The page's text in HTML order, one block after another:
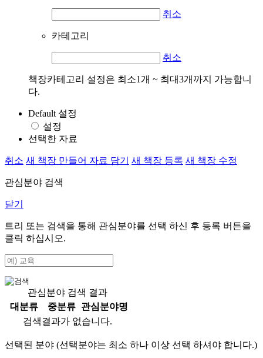
취소
카테고리
취소
책장카테고리 설정은 최소1개 ~ 최대3개까지 가능합니
다.
Default 설정
설정
선택한 자료
취소 새 책장 만들어 자료 담기 새 책장 등록 새 책장 수정
관심분야 검색
닫기
트리 또는 검색을 통해 관심분야를 선택 하신 후 등록 버튼을
클릭 하십시오.
관심분야 검색 결과
대분류
중분류
관심분야명
검색결과가 없습니다.
선택된 분야 (선택분야는 최소 하나 이상 선택 하셔야 합니다.)